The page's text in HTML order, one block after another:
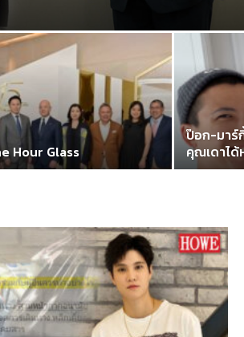
Hour Glass
ป๊อก-มาร์
คุณเดาได้